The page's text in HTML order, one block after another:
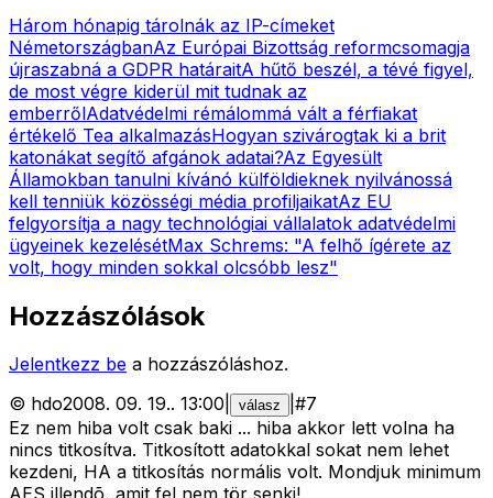
Három hónapig tárolnák az IP-címeket
NémetországbanAz Európai Bizottság reformcsomagja
újraszabná a GDPR határaitA hűtő beszél, a tévé figyel,
de most végre kiderül mit tudnak az
emberrőlAdatvédelmi rémálommá vált a férfiakat
értékelő Tea alkalmazásHogyan szivárogtak ki a brit
katonákat segítő afgánok adatai?Az Egyesült
Államokban tanulni kívánó külföldieknek nyilvánossá
kell tenniük közösségi média profiljaikatAz EU
felgyorsítja a nagy technológiai vállalatok adatvédelmi
ügyeinek kezelésétMax Schrems: "A felhő ígérete az
volt, hogy minden sokkal olcsóbb lesz"
Hozzászólások
Jelentkezz be a hozzászóláshoz.
© hdo2008. 09. 19.. 13:00 válasz #7
Ez nem hiba volt csak baki ... hiba akkor lett volna ha
nincs titkosítva. Titkosított adatokkal sokat nem lehet
kezdeni, HA a titkosítás normális volt. Mondjuk minimum